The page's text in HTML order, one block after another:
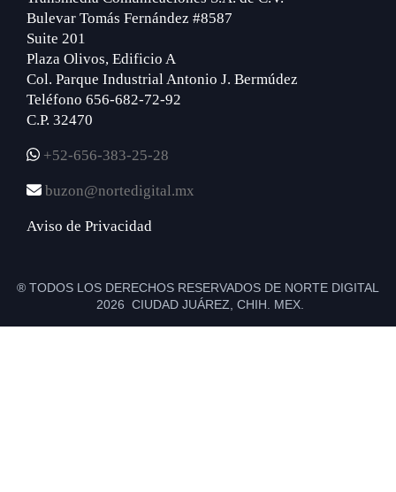
Bulevar Tomás Fernández #8587
Suite 201
Plaza Olivos, Edificio A
Col. Parque Industrial Antonio J. Bermúdez
Teléfono 656-682-72-92
C.P. 32470
+52-656-383-25-28
buzon@nortedigital.mx
Aviso de Privacidad
® TODOS LOS DERECHOS RESERVADOS DE NORTE DIGITAL
2026 CIUDAD JUÁREZ, CHIH. MEX.